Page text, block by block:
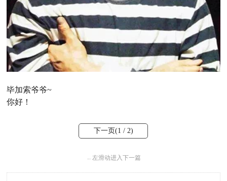
毕加索爷爷~
你好！
下一页(1 / 2)
← 左滑动进入下一篇